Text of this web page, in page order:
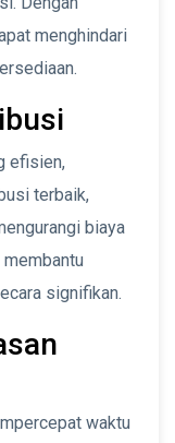
menghindari
efisien,
terbaik,
biaya
signifikan.
waktu